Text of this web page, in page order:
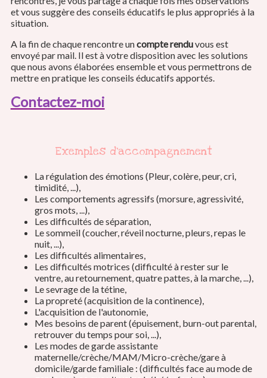
et vous suggère des conseils éducatifs le plus appropriés à la
situation.
A la fin de chaque rencontre uncompte renduvous est
envoyé par mail. Il est à votre disposition avec les solutions
que nous avons élaborées ensemble et vous permettrons de
mettre en pratique les conseils éducatifs apportés.
Contactez-moi
Exemples d'accompagnement
La régulation des émotions (Pleur, colère, peur, cri,
timidité, ...),
Les comportements agressifs (morsure, agressivité,
gros mots, ...),
Les difficultés de séparation,
Le sommeil (coucher, réveil nocturne, pleurs, repas le
nuit, ...),
Les difficultés alimentaires,
Les difficultés motrices (difficulté à rester sur le
ventre, au retournement, quatre pattes, à la marche, ...),
Le sevrage de la tétine,
La propreté (acquisition de la continence),
L'acquisition de l'autonomie,
Mes besoins de parent (épuisement, burn-out parental,
retrouver du temps pour soi, ...),
Les modes de garde assistante
maternelle/crèche/MAM/Micro-crèche/gare à
domicile/garde familiale : (difficultés face au mode de